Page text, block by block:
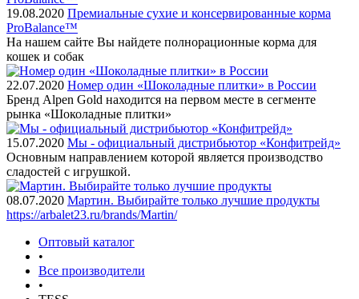
19.08.2020 Премиальные сухие и консервированные корма
ProBalance™
На нашем сайте Вы найдете полнорационные корма для
кошек и собак
22.07.2020 Номер один «Шоколадные плитки» в России
Бренд Alpen Gold находится на первом месте в сегменте
рынка «Шоколадные плитки»
15.07.2020 Мы - официальный дистрибьютор «Конфитрейд»
Основным направлением которой является производство
сладостей с игрушкой.
08.07.2020 Мартин. Выбирайте только лучшие продукты
https://arbalet23.ru/brands/Martin/
Оптовый каталог
•
Все производители
•